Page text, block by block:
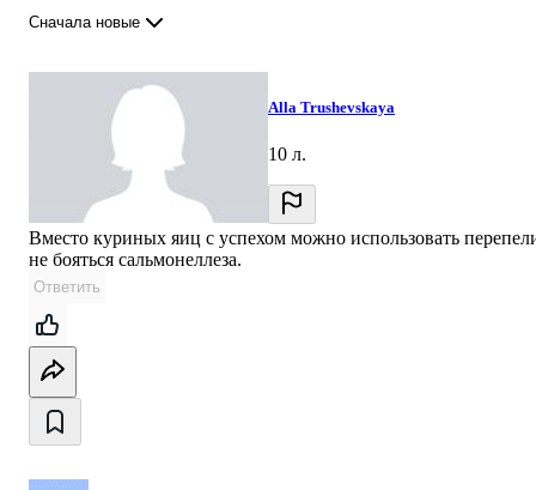
Сначала новые
Alla Trushevskaya
10 л.
Вместо куриных яиц с успехом можно использовать
не бояться сальмонеллеза.
Ответить